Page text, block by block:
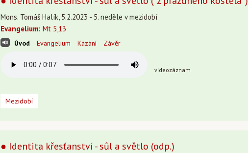
Mons. Tomáš Halík, 5.2.2023 - 5. neděle v mezidobí
Evangelium: Mt 5,13
Úvod Evangelium Kázání Závěr
videozáznam
Mezidobí
● Identita křesťanství - sůl a světlo (odp.)